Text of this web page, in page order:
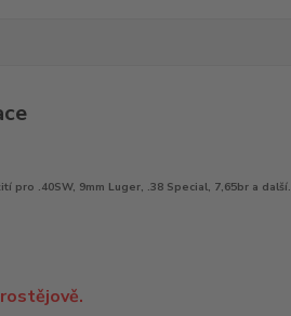
pro .40SW, 9mm Luger, .38 Special, 7,65br a další.